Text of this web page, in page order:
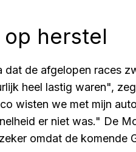
herstel
dat de afgelopen races
heel lastig waren",
wisten we met mijn
er niet was." De
omdat de komende